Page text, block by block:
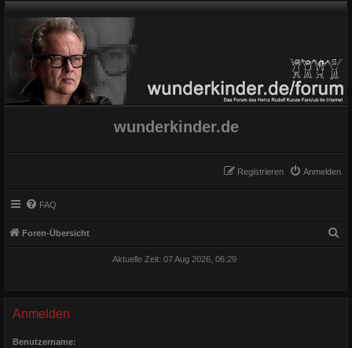
wunderkinder.de
Anmelden
Registrieren
FAQ
Foren-Übersicht
Aktuelle Zeit: 07 Aug 2026, 06:29
Anmelden
Benutzername: